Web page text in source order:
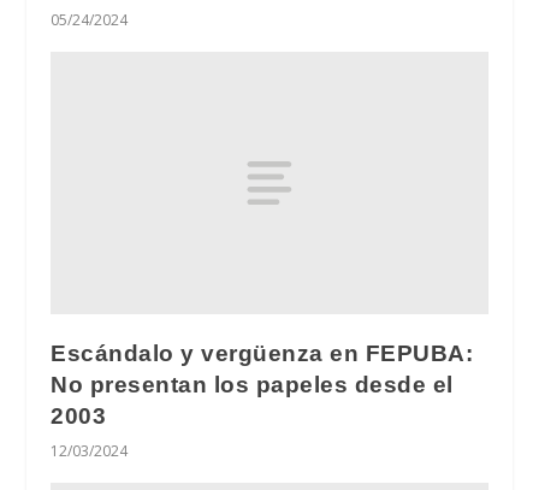
05/24/2024
Escándalo y vergüenza en FEPUBA:
No presentan los papeles desde el
2003
12/03/2024